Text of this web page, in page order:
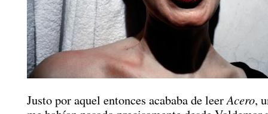
Justo por aquel entonces acababa de leerAcero,